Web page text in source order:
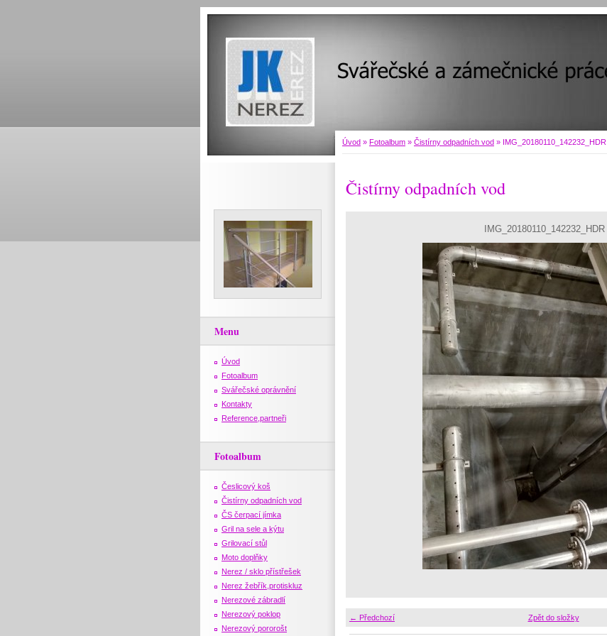
Úvod » Fotoalbum » Čistírny odpadních vod » IMG_20180110_142232_HDR
Čistírny odpadních vod
IMG_20180110_142232_HDR
← Předchozí Zpět do složky
Menu
Úvod
Fotoalbum
Svářečské oprávnění
Kontakty
Reference,partneři
Fotoalbum
Česlicový koš
Čistírny odpadních vod
ČS čerpací jímka
Gril na sele a kýtu
Grilovací stůl
Moto doplňky
Nerez / sklo přístřešek
Nerez žebřík,protiskluz
Nerezové zábradlí
Nerezový poklop
Nerezový pororošt